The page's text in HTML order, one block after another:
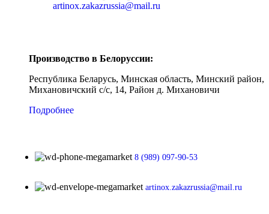
artinox.zakazrussia@mail.ru
Производство в Белоруссии:
Республика Беларусь, Минская область, Минский район,
Михановичский с/с, 14, Район д. Михановичи
Подробнее
8 (989) 097-90-53
artinox.zakazrussia@mail.ru